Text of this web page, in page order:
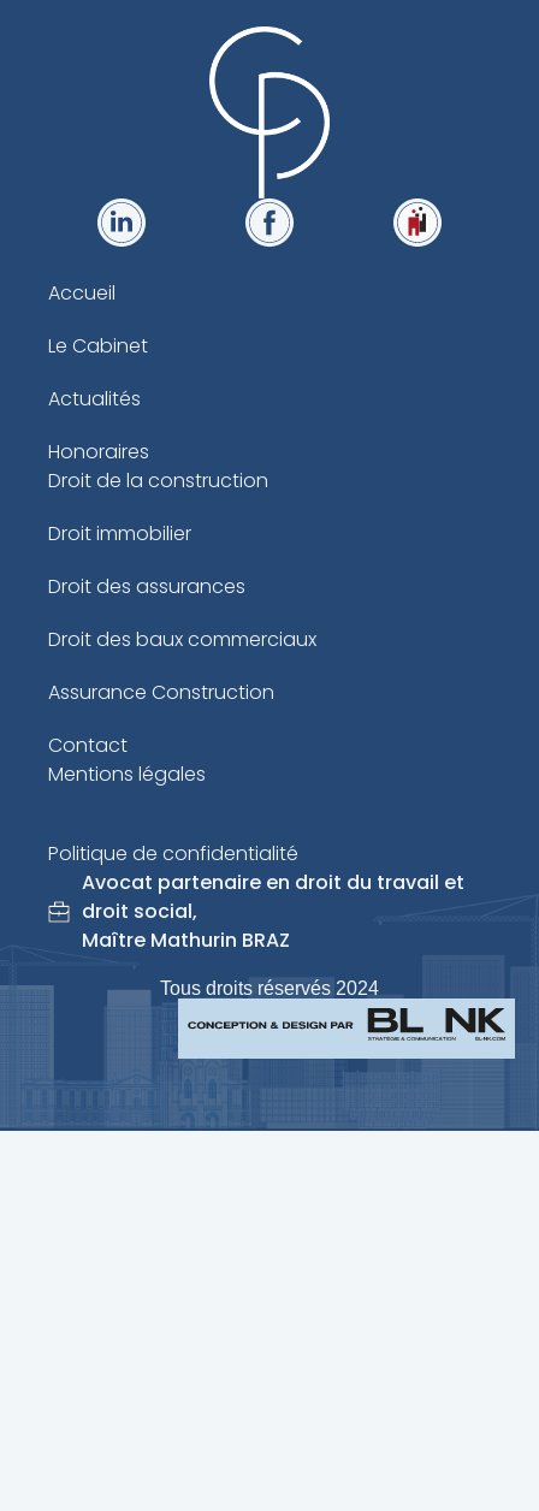
Accueil
Le Cabinet
Actualités
Honoraires
Droit de la construction
Droit immobilier
Droit des assurances
Droit des baux commerciaux
Assurance Construction
Contact
Mentions légales
Politique de confidentialité
Avocat partenaire en droit du travail et
droit social,
Maître Mathurin BRAZ
Tous droits réservés 2024